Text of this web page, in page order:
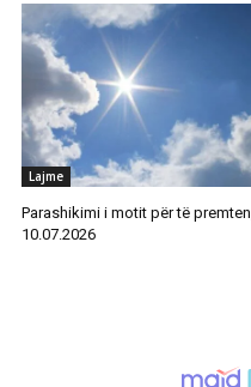
Lajme
Parashikimi i motit për të premten,
10.07.2026